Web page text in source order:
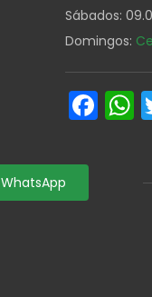
Sábados:
Domingos:
WhatsApp